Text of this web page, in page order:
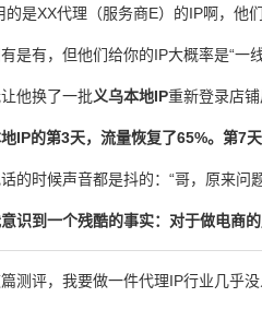
的是XX代理（服务商E）的IP啊，他
是有，但他们给你的IP大概率是“一
他换了一批义乌本地IP重新登录店铺
IP的第3天，流量恢复了65%。第7
的时候声音都是抖的：“哥，原来问
识到一个残酷的事实：对于做电商
测评，我要做一件代理IP行业几乎